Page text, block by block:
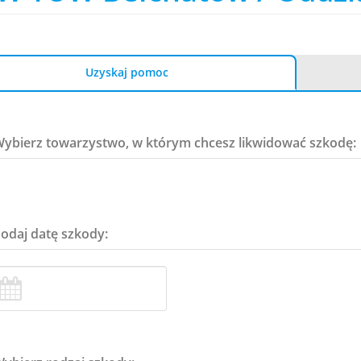
Uzyskaj pomoc
towarzystwo, w którym chcesz likwidować szkodę:
datę szkody: